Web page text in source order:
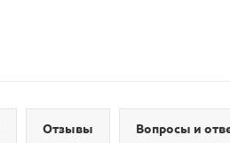
Отзывы Вопросы и